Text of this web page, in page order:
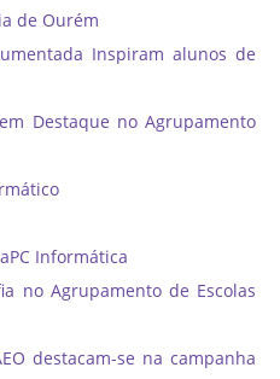
de Ourém
Inspiram alunos de
Destaque no Agrupamento
Informática
no Agrupamento de Escolas
destacam-se na campanha